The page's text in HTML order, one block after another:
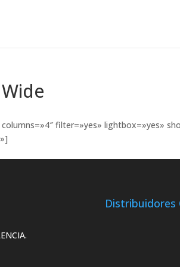
filter=»yes» lightbox=»yes»
Distribuidores